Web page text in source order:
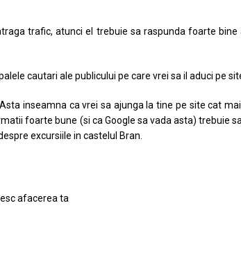
trafic, atunci el trebuie sa raspunda foarte bine
cautari ale publicului pe care vrei sa il aduci pe
inseamna ca vrei sa ajunga la tine pe site cat
foarte bune (si ca Google sa vada asta) trebuie
excursiile in castelul Bran.
afacerea ta